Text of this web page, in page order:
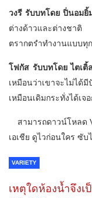
วงรี รับบทโดย ปิ่นอม
ต่างด้าวและต่างชาติ
ตรากตรำทำงานแบบทุ
โฟกัส รับบทโดย ไตเติ้
เหมือนว่าเขาจะไม่ได้
เหมือนเดิมกระทั่งได้เ
สามารถดาวน์โหลด
เอเชีย ดูไวก่อนใคร ซับ
VARIETY
เหตุใดห้องน้ำจึง